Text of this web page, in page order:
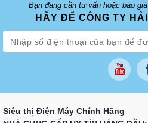
Bạn đang cần tư vấn hoặc báo
HÃY ĐỂ CÔNG TY
Siêu thị Điện Máy Chính Hãng